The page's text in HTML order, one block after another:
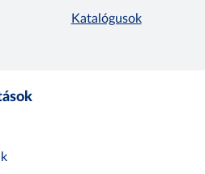
Katalógusok